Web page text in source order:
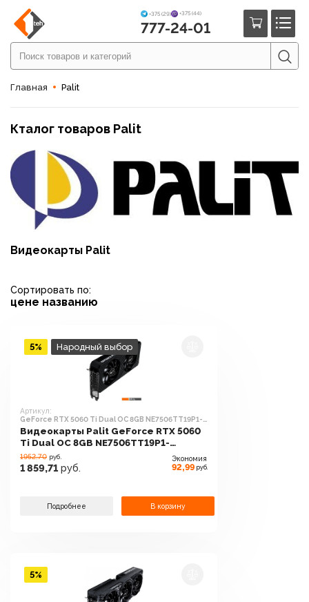
+375 (29) +375 (44)
777-24-01
Главная Palit
Кталог товаров Palit
Видеокарты Palit
Сортировать по:
цене названию
Артикул:
GeForce RTX 5060 Ti Dual OC 8GB NE7506TT19P1-
GB2062D
Видеокарты Palit GeForce RTX 5060
Ti Dual OC 8GB NE7506TT19P1-
GB2062D
1952.70 руб.
1 859,71 руб.
Экономия
92,99 руб.
Подробнее В корзину
5% Народный выбор
5%